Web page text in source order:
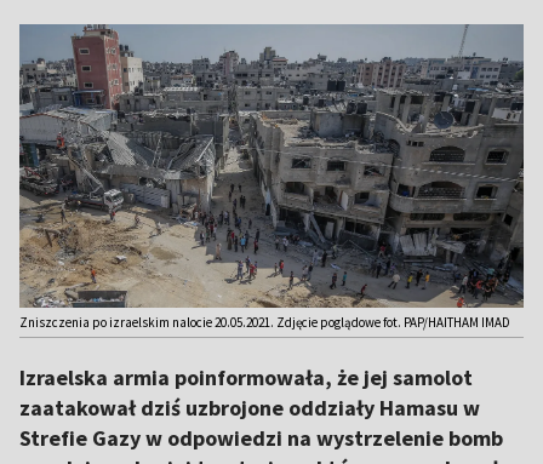
Zniszczenia po izraelskim nalocie 20.05.2021. Zdjęcie poglądowe fot. PAP/HAITHAM IMAD
Izraelska armia poinformowała, że jej samolot
zaatakował dziś uzbrojone oddziały Hamasu w
Strefie Gazy w odpowiedzi na wystrzelenie bomb